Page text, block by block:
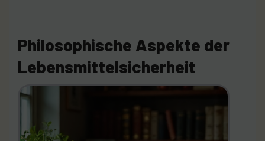
Philosophische Aspekte der
Lebensmittelsicherheit